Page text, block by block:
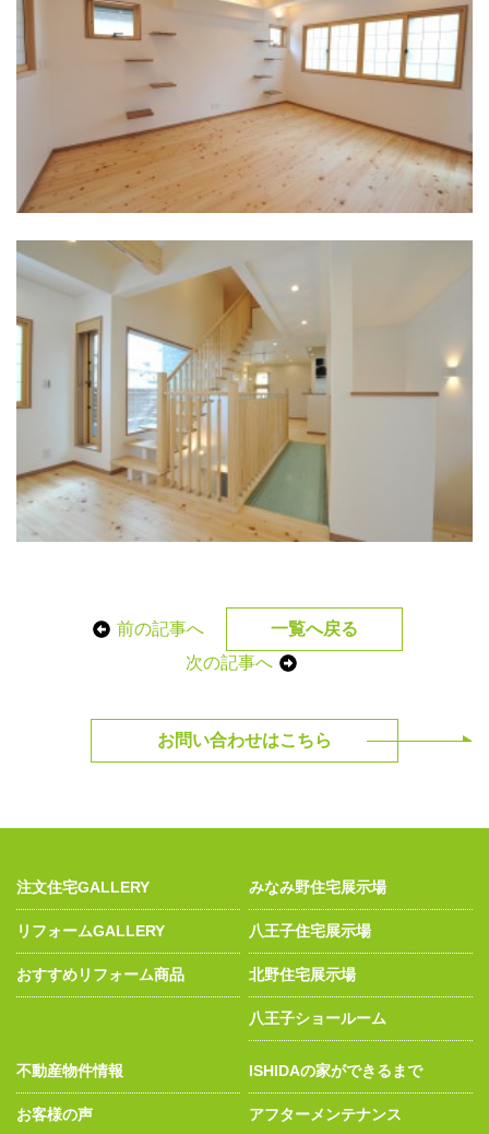
前の記事へ
一覧へ戻る
次の記事へ
お問い合わせはこちら
注文住宅GALLERY
リフォームGALLERY
おすすめリフォーム商品
みなみ野住宅展示場
八王子住宅展示場
北野住宅展示場
八王子ショールーム
不動産物件情報
お客様の声
ISHIDAの家ができるまで
アフターメンテナンス